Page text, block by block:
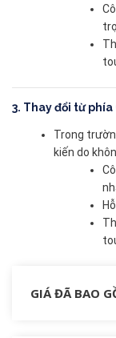
3. Thay đổi từ
Trong
kiến do
GIÁ ĐÃ BAO